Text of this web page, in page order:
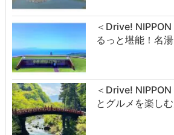
＜Drive!
るっと堪能！名
＜Drive!
とグルメを楽し